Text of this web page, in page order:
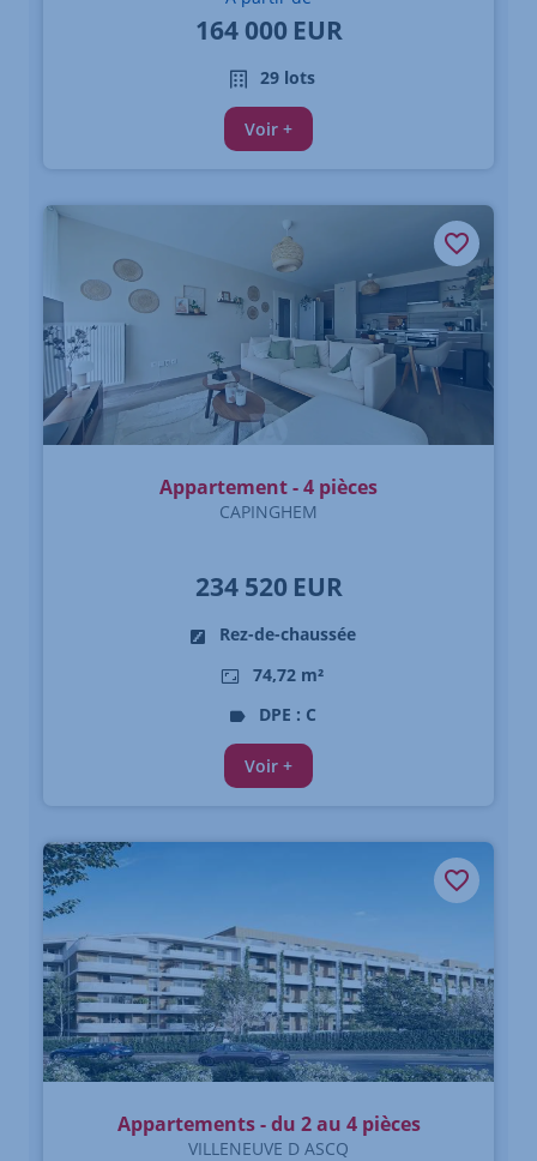
164 000 EUR
29 lots
Voir +
Appartement - 4 pièces
CAPINGHEM
234 520 EUR
Rez-de-chaussée
74,72 m²
DPE : C
Voir +
Appartements - du 2 au 4 pièces
VILLENEUVE D ASCQ